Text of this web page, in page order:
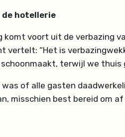
de hotellerie
komt voort uit de verbazing
vertelt: “Het is
terwijl we thuis
of alle gasten
misschien best bereid om